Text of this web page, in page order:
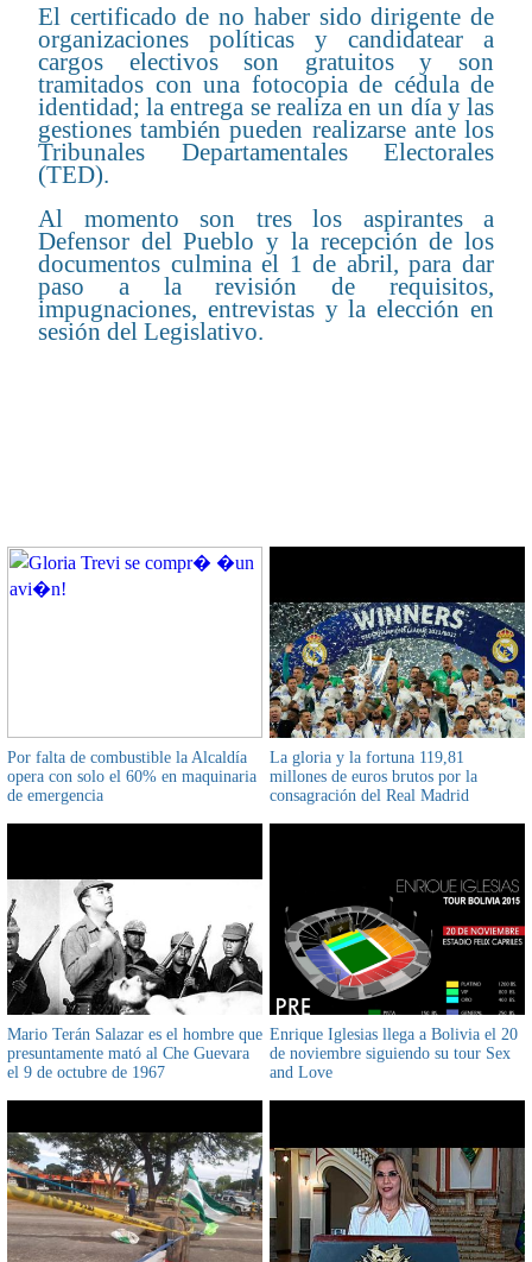
El certificado de no haber sido dirigente de
organizaciones políticas y candidatear a
cargos electivos son gratuitos y son
tramitados con una fotocopia de cédula de
identidad; la entrega se realiza en un día y las
gestiones también pueden realizarse ante los
Tribunales Departamentales Electorales
(TED).
Al momento son tres los aspirantes a
Defensor del Pueblo y la recepción de los
documentos culmina el 1 de abril, para dar
paso a la revisión de requisitos,
impugnaciones, entrevistas y la elección en
sesión del Legislativo.
Por falta de combustible la Alcaldía
opera con solo el 60% en maquinaria
de emergencia
La gloria y la fortuna 119,81
millones de euros brutos por la
consagración del Real Madrid
Mario Terán Salazar es el hombre que
presuntamente mató al Che Guevara
el 9 de octubre de 1967
Enrique Iglesias llega a Bolivia el 20
de noviembre siguiendo su tour Sex
and Love